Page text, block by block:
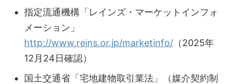
指定流通機構「レインズ・マーケットインフォ
メーション」
http://www.reins.or.jp/marketinfo/ （2025年
12月24日確認）
国土交通省「宅地建物取引業法」（媒介契約制